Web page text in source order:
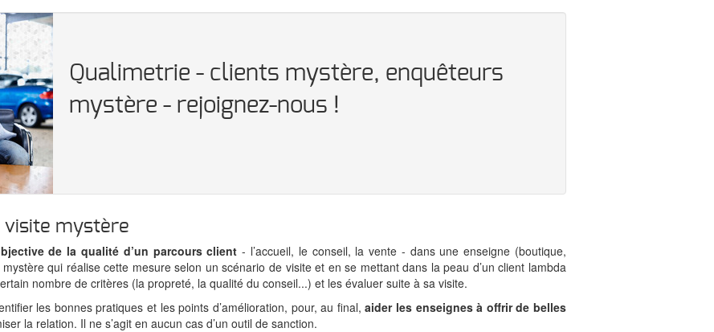
Qualimetrie - clients mystère, enquêteurs
mystère - rejoignez-nous !
visite mystère
de la qualité d’un parcours client - l’accueil, le conseil, la vente - dans une enseigne (boutique,
qui réalise cette mesure selon un scénario de visite et en se mettant dans la peau d’un client lambda
nombre de critères (la propreté, la qualité du conseil...) et les évaluer suite à sa visite.
les bonnes pratiques et les points d’amélioration, pour, au final,aider les enseignes à offrir de belles
la relation. Il ne s’agit en aucun cas d’un outil de sanction.